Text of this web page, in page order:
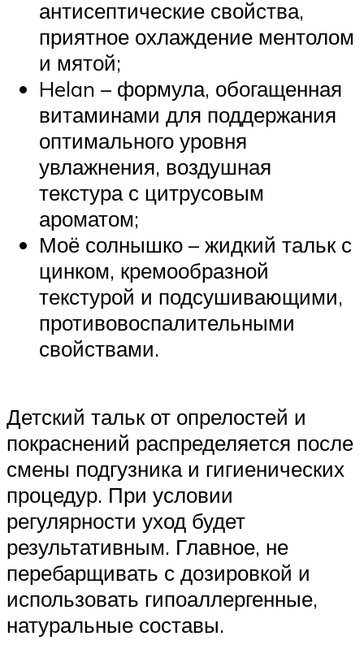
антисептические свойства,
приятное охлаждение ментолом
и мятой;
Helan – формула, обогащенная
витаминами для поддержания
оптимального уровня
увлажнения, воздушная
текстура с цитрусовым
ароматом;
Моё солнышко – жидкий тальк с
цинком, кремообразной
текстурой и подсушивающими,
противовоспалительными
свойствами.
Детский тальк от опрелостей и
покраснений распределяется после
смены подгузника и гигиенических
процедур. При условии
регулярности уход будет
результативным. Главное, не
перебарщивать с дозировкой и
использовать гипоаллергенные,
натуральные составы.